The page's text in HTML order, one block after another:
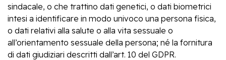
sindacale, o che trattino dati genetici, o dati biometrici
intesi a identificare in modo univoco una persona fisica,
o dati relativi alla salute o alla vita sessuale o
all’orientamento sessuale della persona; né la fornitura
di dati giudiziari descritti dall’art. 10 del GDPR.